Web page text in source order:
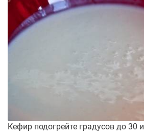
Кефир подогрейте градусов до 30